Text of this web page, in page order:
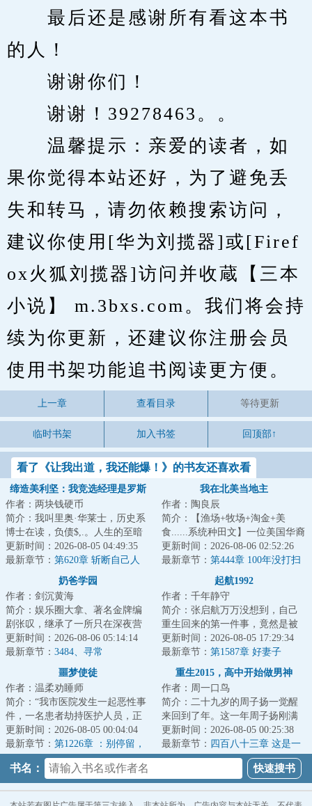
最后还是感谢所有看这本书
的人！
谢谢你们！
谢谢！39278463。。
温馨提示：亲爱的读者，如
果你觉得本站还好，为了避免丢
失和转马，请勿依赖搜索访问，
建议你使用[华为刘揽器]或[Firef
ox火狐刘揽器]访问并收蔵【三本
小说】 m.3bxs.com。我们将会持
续为你更新，还建议你注册会员
使用书架功能追书阅读更方便。
上一章 查看目录 等待更新
临时书架 加入书签 回顶部↑
看了《让我出道，我还能爆！》的书友还喜欢看
缔造美利坚：我竞选经理是罗斯
福
作者：两块钱硬币
简介：我叫里奥·华莱士，历史系
博士在读，负债$,.。人生的至暗
时刻，我失业了，原因是我在网
上喷了一家...
更新时间：2026-08-05 04:49:35
最新章节： 第620章 斩断自己人
我在北美当地主
作者：陶良辰
简介：【渔场+牧场+淘金+美
食......系统种田文】一位美国华裔
UP主参加荒野求生，挑战赢下百
万美元大奖，...
更新时间：2026-08-06 02:52:26
最新章节： 第444章 100年没打扫
过的地下宝库！子乍弄鸟、曜变
奶爸学园
作者：剑沉黄海
简介：娱乐圈大拿、著名金牌编
剧张叹，继承了一所只在深夜营
业的幼儿园，想关关不了，因为
小朋友实在太可...
更新时间：2026-08-06 05:14:14
最新章节： 3484、寻常
起航1992
作者：千年静守
简介：张启航万万没想到，自己
重生回来的第一件事，竟然是被
逼着帮单位背黑锅……...
更新时间：2026-08-05 17:29:34
最新章节： 第1587章 好妻子
噩梦使徒
作者：温柔劝睡师
简介：“我市医院发生一起恶性事
件，一名患者劫持医护人员，正
在与警方对峙......”杨逍关闭电视
机，下一...
更新时间：2026-08-05 00:04:04
最新章节： 第1226章 ：别停留，
重生2015，高中开始做男神
作者：周一口鸟
简介：二十九岁的周子扬一觉醒
来回到了年。这一年周子扬刚满
十八岁，在县一中高三一班就
读。这一年的夏天...
更新时间：2026-08-05 00:25:38
最新章节： 四百八十三章 这是一
场战争
书名：